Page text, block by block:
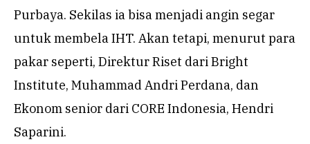
Purbaya. Sekilas ia bisa menjadi angin segar
untuk membela IHT. Akan tetapi, menurut para
pakar seperti, Direktur Riset dari Bright
Institute, Muhammad Andri Perdana, dan
Ekonom senior dari CORE Indonesia, Hendri
Saparini.